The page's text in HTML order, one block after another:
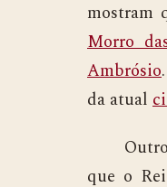
mostram
Morro
Ambrósio
da atual
Outro
que o